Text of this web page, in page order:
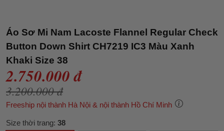
Áo Sơ Mi Nam Lacoste Flannel Regular Check
Button Down Shirt CH7219 IC3 Màu Xanh
Khaki Size 38
2.750.000 đ
3.200.000 đ
Freeship nội thành Hà Nội & nội thành Hồ Chí Minh
Size thời trang: 38